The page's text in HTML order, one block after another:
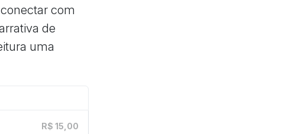
com
de
uma
R$ 15,00